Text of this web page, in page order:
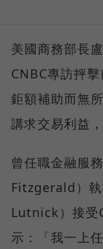
美國商務部長
CNBC專訪抨
鉅額補助而無
講求交易利益
曾任職金融服
Fitzgerald）
Lutnick）接受
示：「我一上